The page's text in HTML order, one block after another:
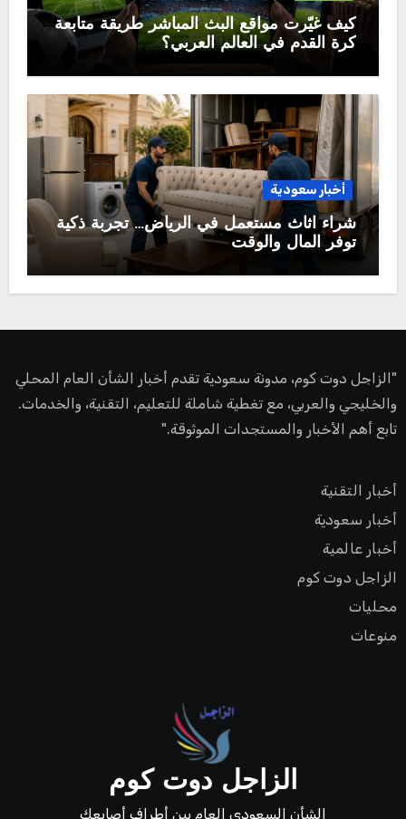
كيف غيّرت مواقع البث المباشر طريقة متابعة
كرة القدم في العالم العربي؟
أخبار سعودية
شراء اثاث مستعمل في الرياض… تجربة ذكية
توفر المال والوقت
"الزاجل دوت كوم، مدونة سعودية تقدم أخبار الشأن العام المحلي
والخليجي والعربي، مع تغطية شاملة للتعليم، التقنية، والخدمات.
تابع أهم الأخبار والمستجدات الموثوقة."
أخبار التقنية
أخبار سعودية
أخبار عالمية
الزاجل دوت كوم
محليات
منوعات
الزاجل دوت كوم
الشأن السعودي العام بين أطراف أصابعك